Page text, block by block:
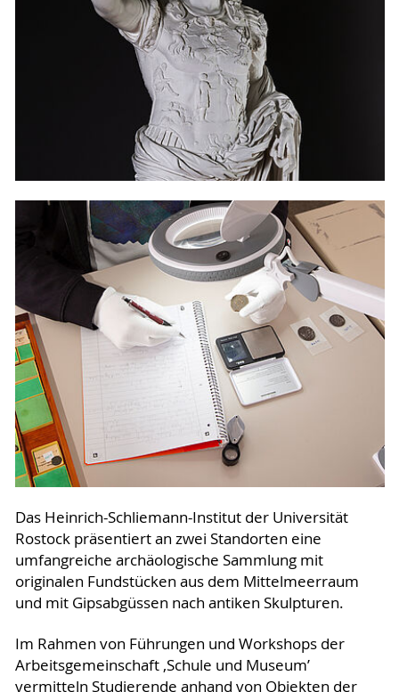
Das Heinrich-Schliemann-Institut der Universität
Rostock präsentiert an zwei Standorten eine
umfangreiche archäologische Sammlung mit
originalen Fundstücken aus dem Mittelmeerraum
und mit Gipsabgüssen nach antiken Skulpturen.
Im Rahmen von Führungen und Workshops der
Arbeitsgemeinschaft ‚Schule und Museum’
vermitteln Studierende anhand von Objekten der